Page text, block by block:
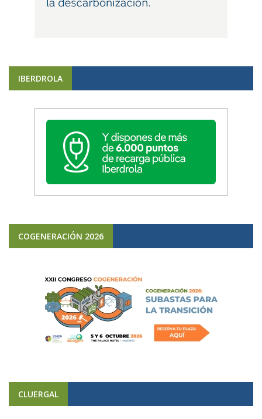
IBERDROLA
COGENERACIÓN 2026
CLUERGAL